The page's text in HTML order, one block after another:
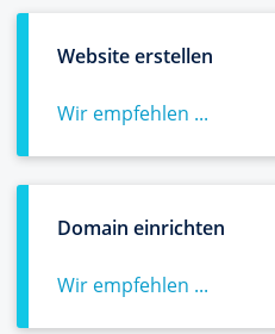
Website erstellen
Wir empfehlen ...
Domain einrichten
Wir empfehlen ...